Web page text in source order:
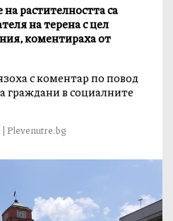
растителността са
на терена с цел
коментираха от
с коментар по повод
граждани в социалните
Plevenutre.bg